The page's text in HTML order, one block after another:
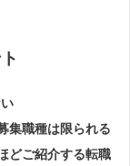
集職種は限られる
どご紹介する転職